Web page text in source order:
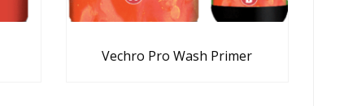
Vechro Pro Wash Primer